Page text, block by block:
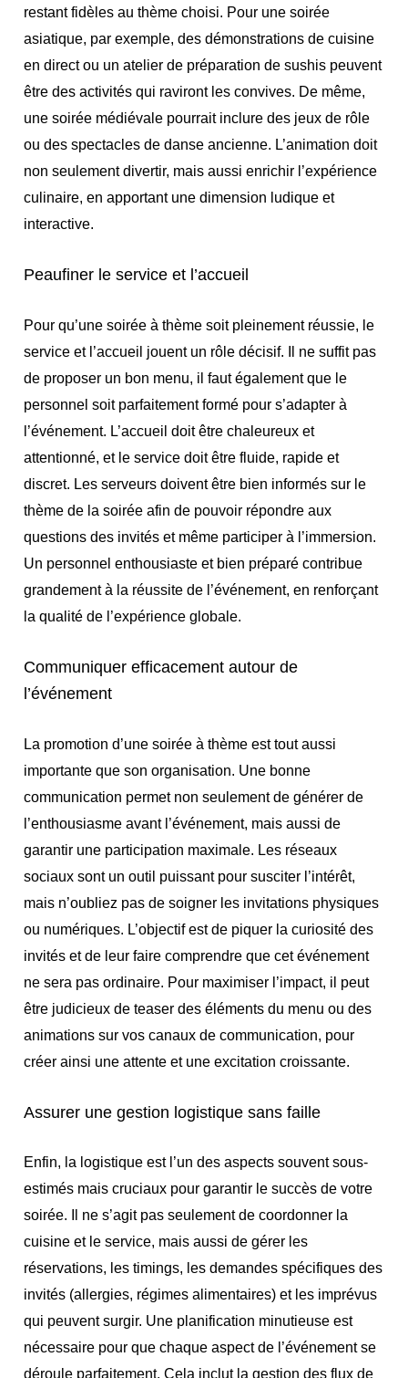
restant fidèles au thème choisi. Pour une soirée
asiatique, par exemple, des démonstrations de cuisine
en direct ou un atelier de préparation de sushis peuvent
être des activités qui raviront les convives. De même,
une soirée médiévale pourrait inclure des jeux de rôle
ou des spectacles de danse ancienne. L’animation doit
non seulement divertir, mais aussi enrichir l’expérience
culinaire, en apportant une dimension ludique et
interactive.
Peaufiner le service et l’accueil
Pour qu’une soirée à thème soit pleinement réussie, le
service et l’accueil jouent un rôle décisif. Il ne suffit pas
de proposer un bon menu, il faut également que le
personnel soit parfaitement formé pour s’adapter à
l’événement. L’accueil doit être chaleureux et
attentionné, et le service doit être fluide, rapide et
discret. Les serveurs doivent être bien informés sur le
thème de la soirée afin de pouvoir répondre aux
questions des invités et même participer à l’immersion.
Un personnel enthousiaste et bien préparé contribue
grandement à la réussite de l’événement, en renforçant
la qualité de l’expérience globale.
Communiquer efficacement autour de
l’événement
La promotion d’une soirée à thème est tout aussi
importante que son organisation. Une bonne
communication permet non seulement de générer de
l’enthousiasme avant l’événement, mais aussi de
garantir une participation maximale. Les réseaux
sociaux sont un outil puissant pour susciter l’intérêt,
mais n’oubliez pas de soigner les invitations physiques
ou numériques. L’objectif est de piquer la curiosité des
invités et de leur faire comprendre que cet événement
ne sera pas ordinaire. Pour maximiser l’impact, il peut
être judicieux de teaser des éléments du menu ou des
animations sur vos canaux de communication, pour
créer ainsi une attente et une excitation croissante.
Assurer une gestion logistique sans faille
Enfin, la logistique est l’un des aspects souvent sous-
estimés mais cruciaux pour garantir le succès de votre
soirée. Il ne s’agit pas seulement de coordonner la
cuisine et le service, mais aussi de gérer les
réservations, les timings, les demandes spécifiques des
invités (allergies, régimes alimentaires) et les imprévus
qui peuvent surgir. Une planification minutieuse est
nécessaire pour que chaque aspect de l’événement se
déroule parfaitement. Cela inclut la gestion des flux de